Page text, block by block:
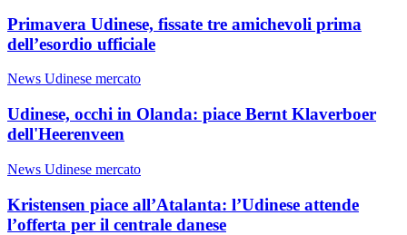
Primavera Udinese, fissate tre amichevoli prima
dell’esordio ufficiale
News Udinese mercato
Udinese, occhi in Olanda: piace Bernt Klaverboer
dell'Heerenveen
News Udinese mercato
Kristensen piace all’Atalanta: l’Udinese attende
l’offerta per il centrale danese